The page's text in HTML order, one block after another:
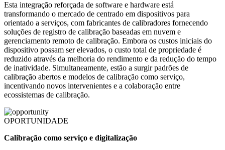
Esta integração reforçada de software e hardware está
transformando o mercado de centrado em dispositivos para
orientado a serviços, com fabricantes de calibradores fornecendo
soluções de registro de calibração baseadas em nuvem e
gerenciamento remoto de calibração. Embora os custos iniciais do
dispositivo possam ser elevados, o custo total de propriedade é
reduzido através da melhoria do rendimento e da redução do tempo
de inatividade. Simultaneamente, estão a surgir padrões de
calibração abertos e modelos de calibração como serviço,
incentivando novos intervenientes e a colaboração entre
ecossistemas de calibração.
OPORTUNIDADE
Calibração como serviço e digitalização